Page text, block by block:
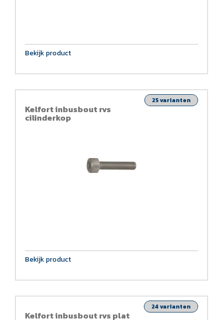
Bekijk product
Kelfort inbusbout rvs
cilinderkop
25 varianten
Bekijk product
Kelfort inbusbout rvs plat
24 varianten